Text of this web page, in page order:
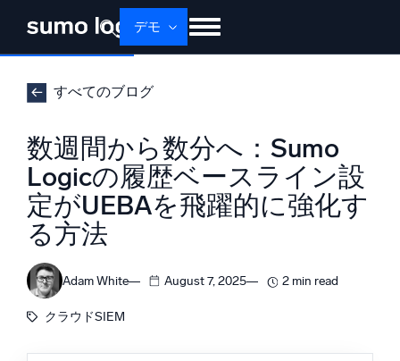
デモ
せいひん ソリューション
ログイン 無料トライアル サポート
Dojo AI 新着
マルチエージェントAIプラットフォーム
プラットフォーム
監視、トラブルシューティング、自動化、防御
すべてのブログ
数週間から数分へ：Sumo
Logicの履歴ベースライン設
定がUEBAを飛躍的に強化す
る方法
Adam White August 7, 2025 2 min read
クラウドSIEM